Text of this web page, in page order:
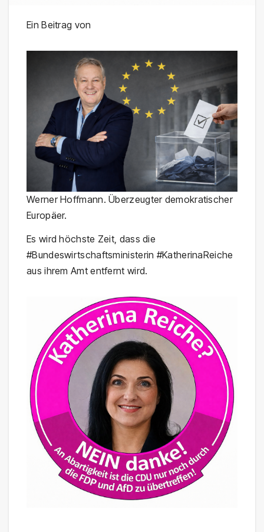
Ein Beitrag von
Werner Hoffmann. Überzeugter demokratischer
Europäer.
Es wird höchste Zeit, dass die
#Bundeswirtschaftsministerin #KatherinaReiche
aus ihrem Amt entfernt wird.